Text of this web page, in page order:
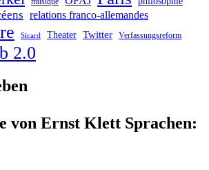
relations franco-allemandes
Sicard Theater Twitter Verfassungsreform
2.0
von Ernst Klett Sprachen: